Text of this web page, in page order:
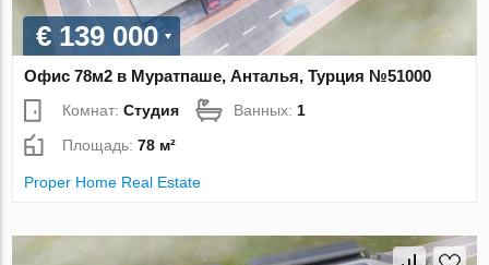
€ 139 000
Офис 78м2 в Муратпаше, Анталья, Турция №51000
Комнат:Студия Ванных: 1
Площадь:78 м²
Proper Home Real Estate